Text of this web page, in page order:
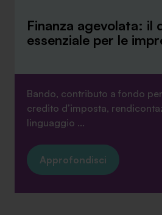
Finanza agevolata: il
essenziale per le
Bando, contributo a fondo
credito d’imposta,
linguaggio ...
Approfondisci